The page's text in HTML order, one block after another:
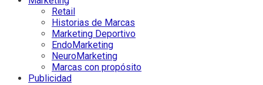
Retail
Historias de Marcas
Marketing Deportivo
EndoMarketing
NeuroMarketing
Marcas con propósito
Publicidad